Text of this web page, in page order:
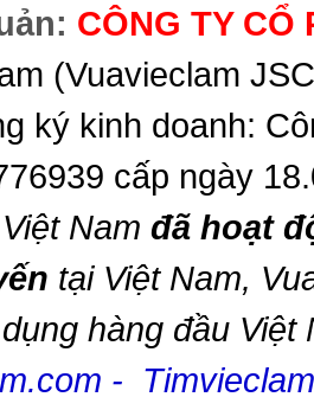
CÔNG TY CỔ
ký kinh doanh:
cấp ngày
Nam đã hoạt
tại Việt Nam,
hàng đầu Việt
-